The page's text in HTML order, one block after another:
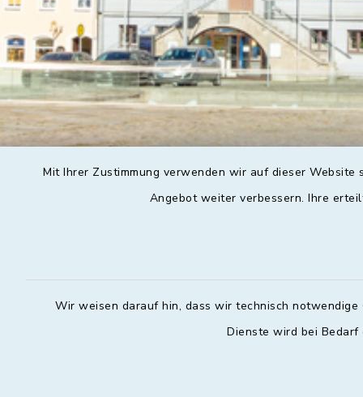
Mit Ihrer Zustimmung verwenden wir auf dieser
Angebot weiter verbessern. Ihre
Wir weisen darauf hin, dass wir technisch
Dienste wird bei